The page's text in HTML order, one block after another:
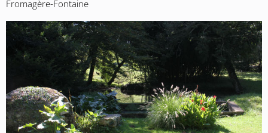
Fromagère-Fontaine